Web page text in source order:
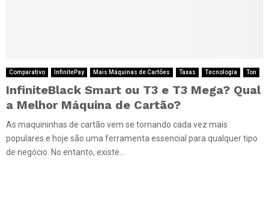
Comparativo InfinitePay Mais Máquinas de Cartões Taxas Tecnologia Ton
InfiniteBlack Smart ou T3 e T3 Mega? Qual
a Melhor Máquina de Cartão?
As maquininhas de cartão vem se tornando cada vez mais
populares e hoje são uma ferramenta essencial para qualquer tipo
de negócio. No entanto, existe...